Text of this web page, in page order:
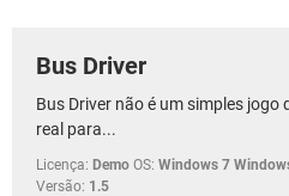
Bus Driver
Bus Driver não é um simples
real para...
Licença: Demo OS: Windows 7
Versão: 1.5